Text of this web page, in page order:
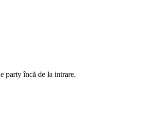
party încă de la intrare.